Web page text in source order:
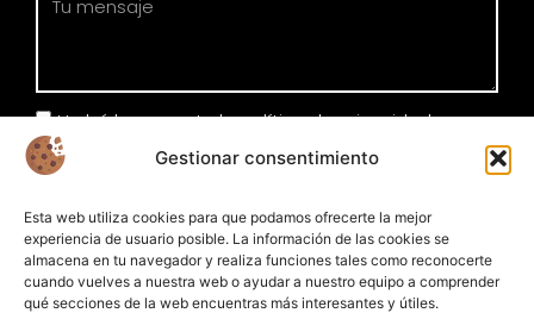
Gestionar consentimiento
Esta web utiliza cookies para que podamos ofrecerte la mejor
experiencia de usuario posible. La información de las cookies se
almacena en tu navegador y realiza funciones tales como reconocerte
cuando vuelves a nuestra web o ayudar a nuestro equipo a comprender
qué secciones de la web encuentras más interesantes y útiles.
He leído y acepto la política de privacidad
Enviar